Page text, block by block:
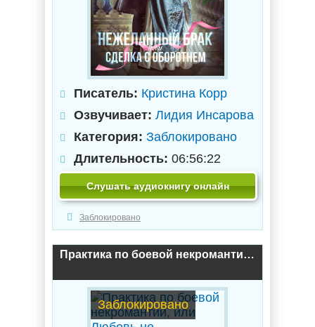
Писатель: Кристина Корр
Озвучивает: Лидия Инсарова
Категория: Заблокировано
Длительность: 06:56:22
Слушать аудиокнигу онлайн
Заблокировано
Практика по боевой некромантии, или Любовь не предлагать / Алекс Найт, Кристина Корр
Заблокировано